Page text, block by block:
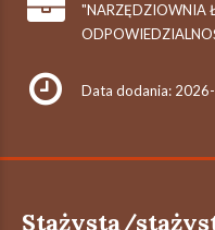
"NARZĘDZIOWNIA
Data dodania:
Stażysta/